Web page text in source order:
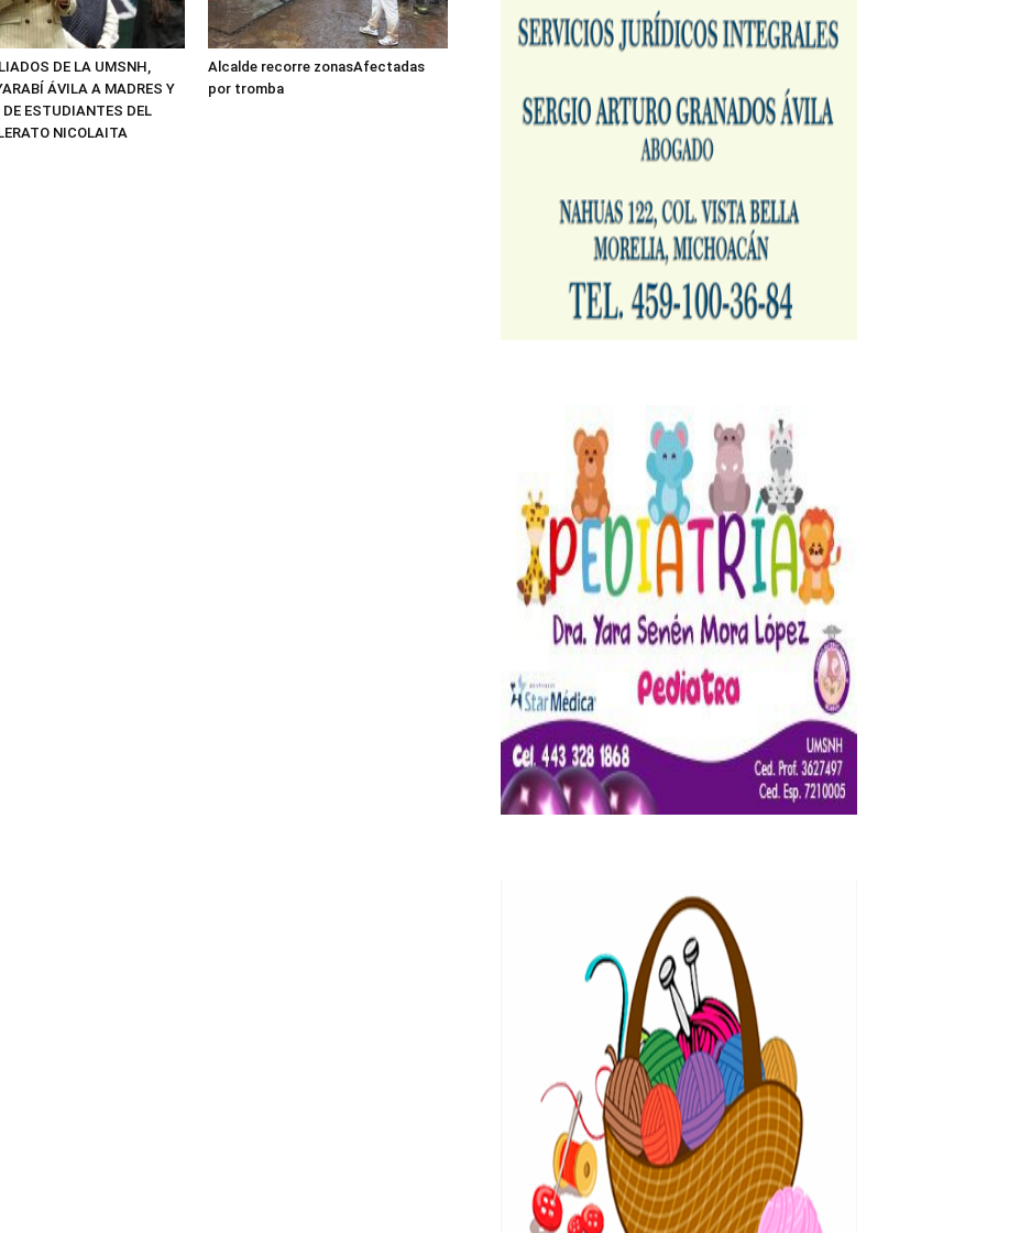
DE LA UMSNH,
ÁVILA A MADRES Y
DE ESTUDIANTES DEL
NICOLAITA
Alcalde recorre zonasAfectadas
por tromba